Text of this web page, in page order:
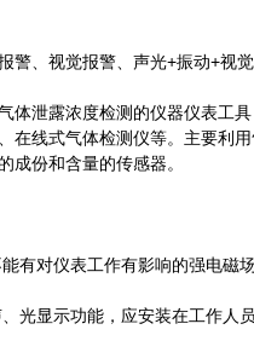
、视觉报警、声光+振动+视
体泄露浓度检测的仪器仪表工
在线式气体检测仪等。主要利
成份和含量的传感器。
对仪表工作有影响的强电磁
显示功能，应安装在工作人